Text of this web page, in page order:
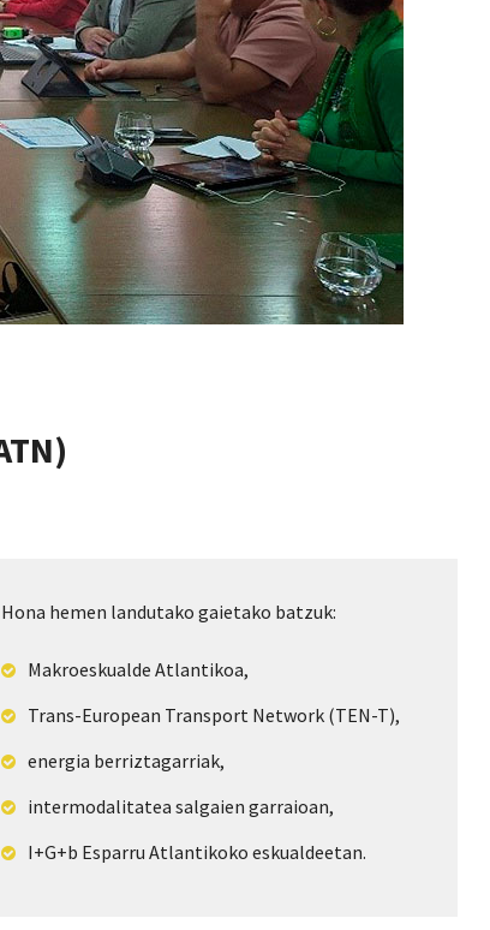
Hona hemen landutako gaietako batzuk:
Makroeskualde Atlantikoa,
Trans-European Transport Network (TEN-T),
energia berriztagarriak,
intermodalitatea salgaien garraioan,
I+G+b Esparru Atlantikoko eskualdeetan.